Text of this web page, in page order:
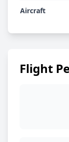
Aircraft
Flight